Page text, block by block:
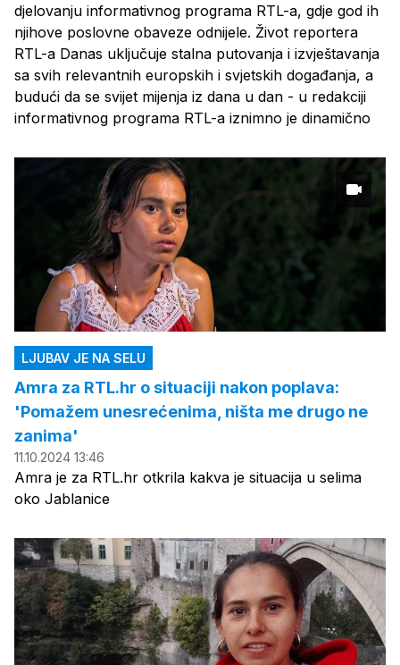
djelovanju informativnog programa RTL-a, gdje god ih
njihove poslovne obaveze odnijele. Život reportera
RTL-a Danas uključuje stalna putovanja i izvještavanja
sa svih relevantnih europskih i svjetskih događanja, a
budući da se svijet mijenja iz dana u dan - u redakciji
informativnog programa RTL-a iznimno je dinamično
LJUBAV JE NA SELU
Amra za RTL.hr o situaciji nakon poplava:
'Pomažem unesrećenima, ništa me drugo ne
zanima'
11.10.2024 13:46
Amra je za RTL.hr otkrila kakva je situacija u selima
oko Jablanice